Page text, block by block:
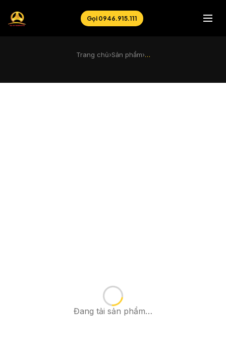
Gọi 0946.915.111
Trang chủ›Sản phẩm›…
Đang tải sản phẩm…